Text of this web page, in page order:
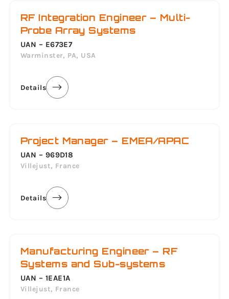
RF Integration Engineer – Multi-
Probe Array Systems
UAN – E673E7
Warminster, PA, USA
Details
Project Manager – EMEA/APAC
UAN – 969D18
Villejust, France
Details
Manufacturing Engineer – RF
Systems and Sub-systems
UAN – 1EAE1A
Villejust, France